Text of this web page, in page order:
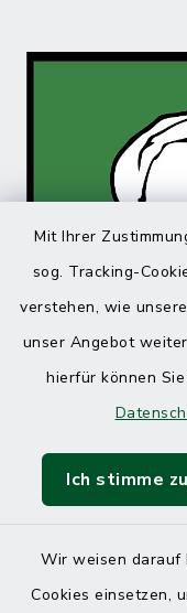
Mit Ihrer
sog. Tracking-
verstehen, wie
unser Angebot
hierfür können
Ich stimme zu
Wir weisen darauf
Cookies einsetzen,